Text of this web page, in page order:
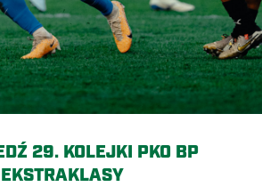
29. KOLEJKI PKO BP
EKSTRAKLASY